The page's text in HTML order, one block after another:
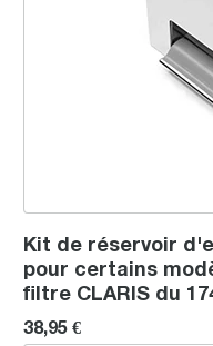
Kit de réservoir
pour certains
filtre CLARIS du
38,95 €